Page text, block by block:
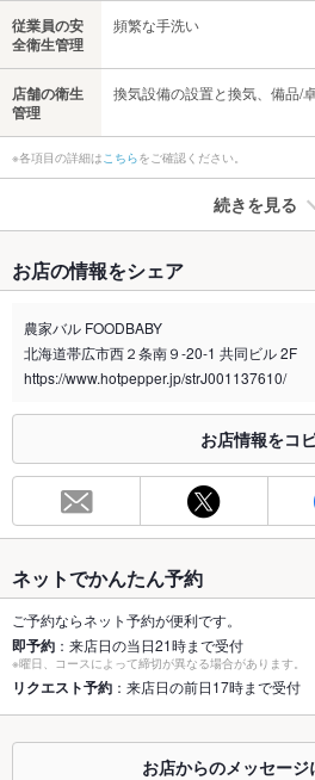
従業員の安
全衛生管理
頻繁な手洗い
店舗の衛生
管理
換気設備の設置と換気、備品/
※各項目の詳細は こちらをご確認ください。
続きを見る
禁煙・喫煙 全席禁煙
喫煙専用室 なし
※2020年4月1日～受動喫煙対策に関する法律が施行さ
総席数 40席
最大宴会収
32人
個室 なし
座敷 なし
掘りごたつ なし
カウンター あり
お店の情報をシェア
農家バル FOODBABY
北海道帯広市西２条南９-20-1 共同ビル 2F
https://www.hotpepper.jp/strJ001137610/
お店情報をコ
ネットでかんたん予約
ご予約ならネット予約が便利です。
即予約 ：来店日の当日21時まで受付
※曜日、コースによって締切が異なる場合があります。
リクエスト予約 ：来店日の前日17時まで受付
お店からのメッセージ